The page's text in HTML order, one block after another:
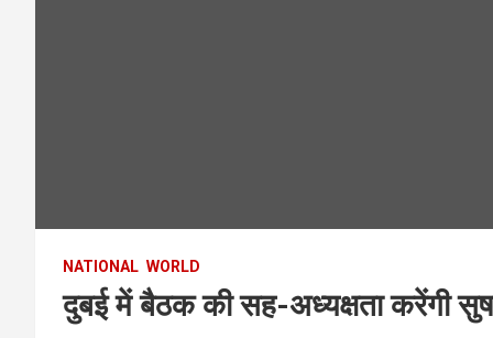
NATIONAL WORLD
दुबई में बैठक की सह-अध्यक्षता करेंगी